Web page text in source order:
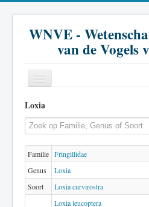
WNVE -
van de Vogels
Home
Inleiding
Soort
Genus
Familie
Loxia
Vul een deel van de titel in
Familie Fringillidae
Genus
Loxia
Soort
Loxia curvirostra
Loxia leucoptera